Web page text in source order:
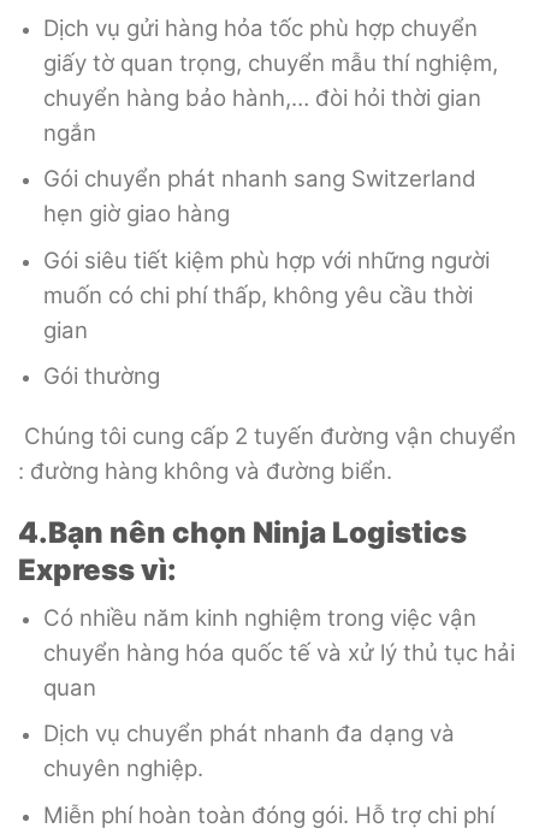
Dịch vụ gửi hàng hỏa tốc phù hợp chuyển
giấy tờ quan trọng, chuyển mẫu thí nghiệm,
chuyển hàng bảo hành,… đòi hỏi thời gian
ngắn
Gói chuyển phát nhanh sang Switzerland
hẹn giờ giao hàng
Gói siêu tiết kiệm phù hợp với những người
muốn có chi phí thấp, không yêu cầu thời
gian
Gói thường
Chúng tôi cung cấp 2 tuyến đường vận chuyển
: đường hàng không và đường biển.
4.Bạn nên chọn Ninja Logistics
Express vì:
Có nhiều năm kinh nghiệm trong việc vận
chuyển hàng hóa quốc tế và xử lý thủ tục hải
quan
Dịch vụ chuyển phát nhanh đa dạng và
chuyên nghiệp.
Miễn phí hoàn toàn đóng gói. Hỗ trợ chi phí